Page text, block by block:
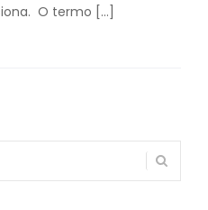
O termo […]